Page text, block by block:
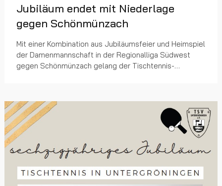
Jubiläum endet mit Niederlage
gegen Schönmünzach
Mit einer Kombination aus Jubiläumsfeier und Heimspiel
der Damenmannschaft in der Regionalliga Südwest
gegen Schönmünzach gelang der Tischtennis-